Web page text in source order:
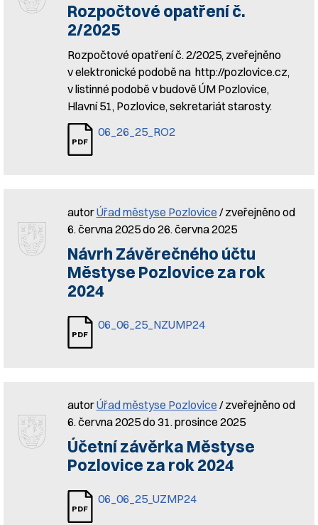
Rozpočtové opatření č.
2/2025
Rozpočtové opatření č. 2/2025, zveřejněno
v elektronické podobě na http://pozlovice.cz,
v listinné podobě v budově ÚM Pozlovice,
Hlavní 51, Pozlovice, sekretariát starosty.
06_26_25_RO2
autorÚřad městyse Pozlovice / zveřejněno od
6. června 2025 do 26. června 2025
Návrh Závěrečného účtu
Městyse Pozlovice za rok
2024
06_06_25_NZUMP24
autorÚřad městyse Pozlovice / zveřejněno od
6. června 2025 do 31. prosince 2025
Účetní závěrka Městyse
Pozlovice za rok 2024
06_06_25_UZMP24